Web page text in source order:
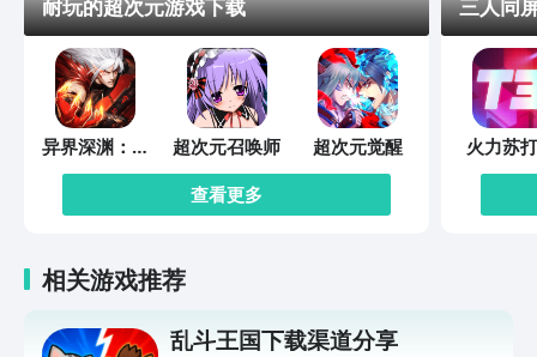
异界深渊：觉
醒
超次元召唤师
超次元觉醒
查看更多
火力苏
相关游戏推荐
乱斗王国下载渠道分享